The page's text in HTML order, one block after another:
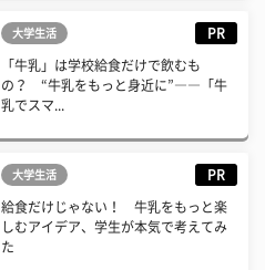
大学生活 PR
「牛乳」は学校給食だけで飲むも
の？ “牛乳をもっと身近に”――「牛
乳でスマ...
大学生活 PR
給食だけじゃない！ 牛乳をもっと楽
しむアイデア、学生が本気で考えてみ
た